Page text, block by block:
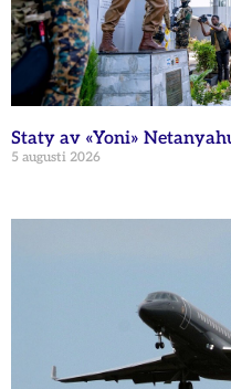
Staty av «Yoni»
5 augusti 2026